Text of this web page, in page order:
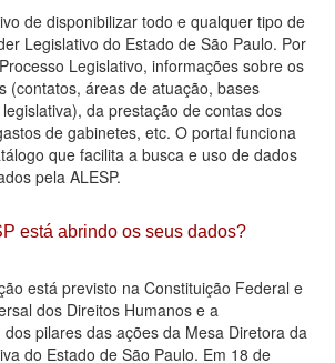
de disponibilizar todo e qualquer tipo de
Legislativo do Estado de São Paulo. Por
Legislativo, informações sobre os
(contatos, áreas de atuação, bases
da prestação de contas dos
de gabinetes, etc. O portal funciona
que facilita a busca e uso de dados
pela ALESP.
está abrindo os seus dados?
está previsto na Constituição Federal e
dos Direitos Humanos e a
pilares das ações da Mesa Diretora da
do Estado de São Paulo. Em 18 de